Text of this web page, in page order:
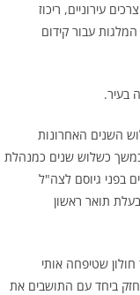
עירוניים, ריכוז
עבור קידום
בעיר.
השנים האחרונות
במשך כשלוש שנים כמנהלת
בפני גיוסם לצה"ל
תואר ראשון
שטיפחה אותי
שואפת לבנות ולחזק ביחד עם התושבים את